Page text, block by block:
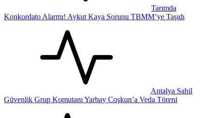
Tarımda
Konkordato Alarmı! Aykut Kaya Sorunu TBMM’ye Taşıdı
Antalya Sahil
Güvenlik Grup Komutanı Yarbay Coşkun’a Veda Töreni